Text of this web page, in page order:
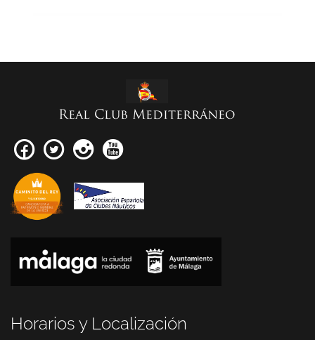
Real Club Mediterráneo
Horarios y Localización